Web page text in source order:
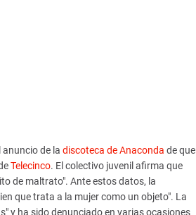
de la discoteca de Anaconda de que
Telecinco. El colectivo juvenil afirma que
de maltrato". Ante estos datos, la
que trata a la mujer como un objeto". La
y ha sido denunciado en varias ocasiones